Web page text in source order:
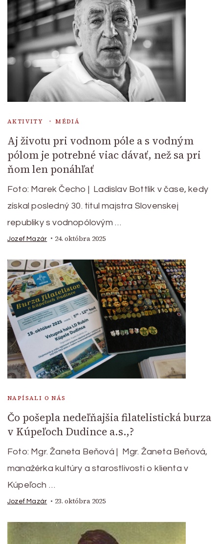
AKTIVITY MÉDIÁ
Aj životu pri vodnom póle a s vodným
pólom je potrebné viac dávať, než sa pri
ňom len ponáhľať
Foto: Marek Čecho | Ladislav Bottlik v čase, kedy
získal posledný 30. titul majstra Slovenskej
republiky s vodnopólovým …
Jozef Mazár 24. októbra 2025
NAPÍSALI O NÁS
Čo pošepla nedeľňajšia filatelistická burza
v Kúpeľoch Dudince a.s.,?
Foto: Mgr. Žaneta Beňová | Mgr. Žaneta Beňová,
manažérka kultúry a starostlivosti o klienta v
Kúpeľoch …
Jozef Mazár 23. októbra 2025